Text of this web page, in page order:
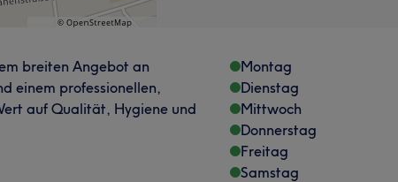
breiten Angebot an
einem professionellen,
auf Qualität, Hygiene und
Montag
Dienstag
Mittwoch
Donnerstag
Freitag
Samstag